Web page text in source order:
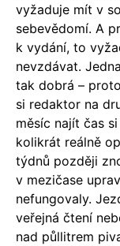
vyžaduje mít v
sebevědomí. A
k vydání, to
nevzdávat.
tak dobrá –
si redaktor na
měsíc najít čas
kolikrát reálně
týdnů později
v mezičase
nefungovaly.
veřejná čtení
nad půllitrem